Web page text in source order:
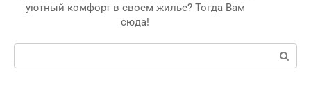
уютный комфорт в своем жилье? Тогда Вам
сюда!
Поиск: